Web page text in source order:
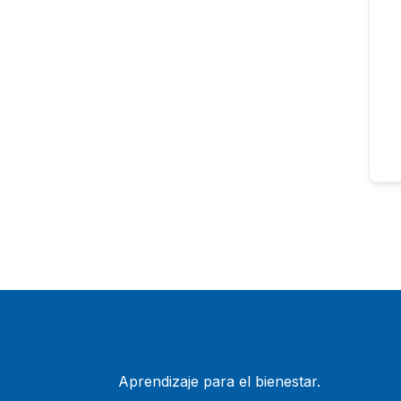
Aprendizaje para el bienestar.